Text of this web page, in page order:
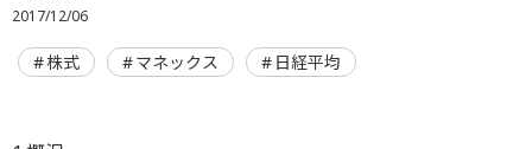
2017/12/06
株式 マネックス 日経平均